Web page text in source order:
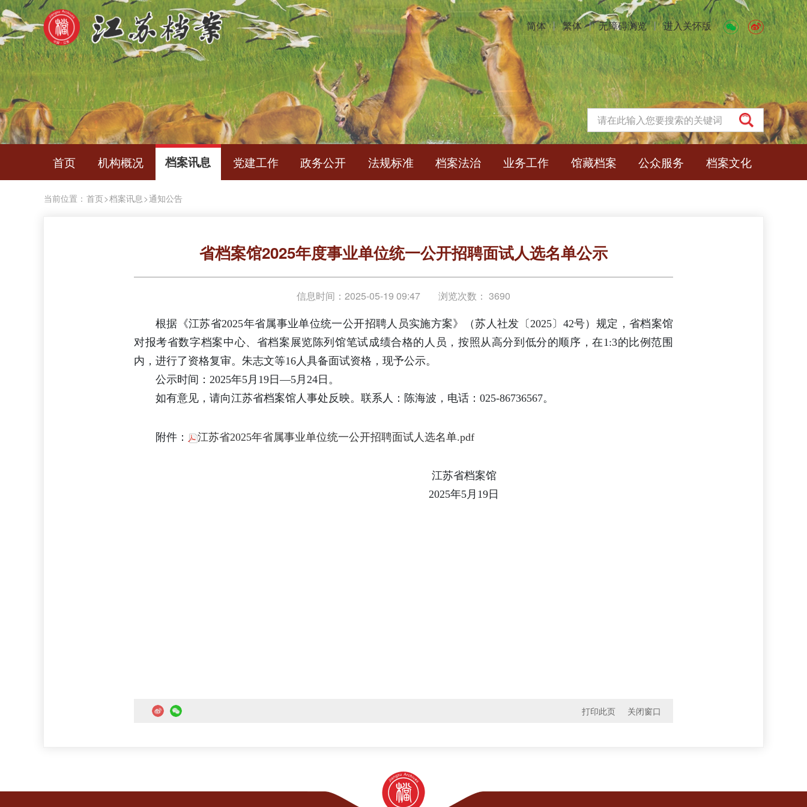
简体 丨 繁体 丨 无障碍浏览 丨 进入关怀版
首页 机构概况 档案讯息 党建工作 政务公开 法规标准 档案法治 业务工作 馆藏档案 公众服务 档案文化
当前位置： 首页>档案讯息>通知公告
省档案馆2025年度事业单位统一公开招聘面试人选名单公示
信息时间：2025-05-19 09:47 浏览次数： 3690
根据《江苏省2025年省属事业单位统一公开招聘人员实施方案》（苏人社发〔2025〕42号）规定，省档案馆
对报考省数字档案中心、省档案展览陈列馆笔试成绩合格的人员，按照从高分到低分的顺序，在1:3的比例范围
内，进行了资格复审。朱志文等16人具备面试资格，现予公示。
公示时间：2025年5月19日—5月24日。
如有意见，请向江苏省档案馆人事处反映。联系人：陈海波，电话：025-86736567。
附件： 江苏省2025年省属事业单位统一公开招聘面试人选名单.pdf
江苏省档案馆
2025年5月19日
打印此页 关闭窗口